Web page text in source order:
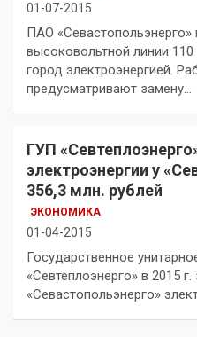
01-07-2015
ПАО
высоковольтной линии
город электроэнергией.
предусматривают замену…
ГУП
электроэнергии у
356,3 млн. рублей
ЭКОНОМИКА
01-04-2015
Государственное
«Севтеплоэнерго» в 2015
«Севастопольэнерго»